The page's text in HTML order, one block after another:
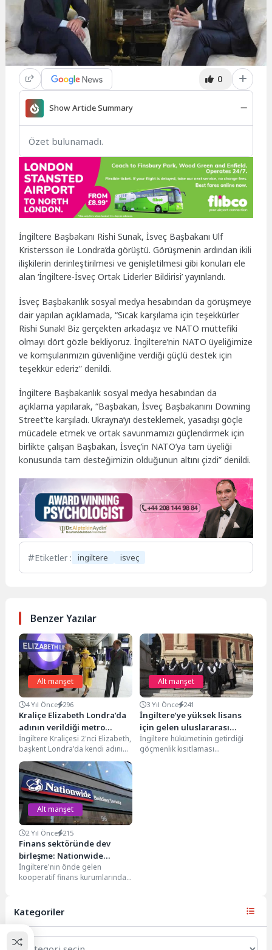
0
Show Article Summary
Özet bulunamadı.
İngiltere Başbakanı Rishi Sunak, İsveç Başbakanı Ulf
Kristersson ile Londra’da görüştü. Görüşmenin ardından ikili
ilişkilerin derinleştirilmesi ve genişletilmesi gibi konuları ele
alan ‘İngiltere-İsveç Ortak Liderler Bildirisi’ yayınlandı.
İsveç Başbakanlık sosyal medya hesabından da görüşmeye
dair yapılan açıklamada, “Sıcak karşılama için teşekkürler
Rishi Sunak! Biz gerçekten arkadaşız ve NATO müttefiki
olmayı dört gözle bekliyoruz. İngiltere’nin NATO üyeliğimize
ve komşularımızın güvenliğine verdiği güçlü destek için
teşekkür ederiz” denildi.
İngiltere Başbakanlık sosyal medya hesabından da
açıklama yapılarak, “Başbakan, İsveç Başbakanını Downing
Street’te karşıladı. Ukrayna’yı desteklemek, yasadışı göçle
mücadele etmek ve ortak savunmamızı güçlendirmek için
birlikte çalışan Başbakan, İsveç’in NATO’ya tam üyeliği
konusunda tam desteğimizin olduğunun altını çizdi” denildi.
Etiketler : ingiltere isveç
Benzer Yazılar
Alt manşet
4 Yıl Önce 296
Kraliçe Elizabeth Londra’da
adının verildiği metro
istasyonunu ziyaret etti
İngiltere Kraliçesi 2'nci Elizabeth,
başkent Londra'da kendi adını
taşıyan metro hattının açılışı
öncesinde Paddington tren...
Alt manşet
3 Yıl Önce 241
İngiltere’ye yüksek lisans
için gelen uluslararası
öğrenciler ailelerini
getiremeyecek
İngiltere hükümetinin getirdiği
göçmenlik kısıtlaması
Alt manşet
2 Yıl Önce 215
Finans sektöründe dev
birleşme: Nationwide
Building Society, Virgin
Money bankasını satın
İngiltere'nin önde gelen
kooperatif finans kurumlarından
satın...
Kategoriler
Kategoriler